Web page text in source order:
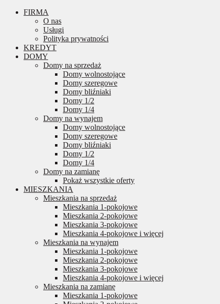
FIRMA
O nas
Usługi
Polityka prywatności
KREDYT
DOMY
Domy na sprzedaż
Domy wolnostojące
Domy szeregowe
Domy bliźniaki
Domy 1/2
Domy 1/4
Domy na wynajem
Domy wolnostojące
Domy szeregowe
Domy bliźniaki
Domy 1/2
Domy 1/4
Domy na zamianę
Pokaż wszystkie oferty
MIESZKANIA
Mieszkania na sprzedaż
Mieszkania 1-pokojowe
Mieszkania 2-pokojowe
Mieszkania 3-pokojowe
Mieszkania 4-pokojowe i więcej
Mieszkania na wynajem
Mieszkania 1-pokojowe
Mieszkania 2-pokojowe
Mieszkania 3-pokojowe
Mieszkania 4-pokojowe i więcej
Mieszkania na zamianę
Mieszkania 1-pokojowe